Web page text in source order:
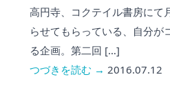
高円寺、コクテイル書房にて
らせてもらっている、自分が
る企画。第二回 […]
つづきを読む → 2016.07.12